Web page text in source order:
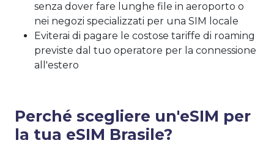
senza dover fare lunghe file in aeroporto o
nei negozi specializzati per una SIM locale
Eviterai di pagare le costose tariffe di roaming
previste dal tuo operatore per la connessione
all'estero
Perché scegliere un'eSIM per
la tua eSIM Brasile?